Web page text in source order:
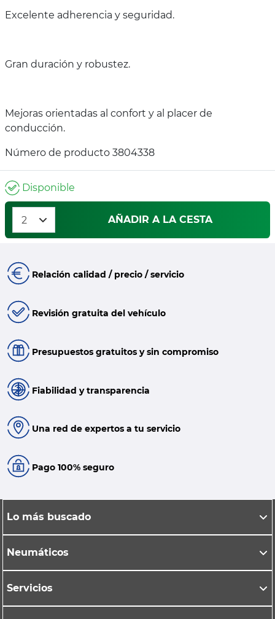
Excelente adherencia y seguridad.
Gran duración y robustez.
Mejoras orientadas al confort y al placer de
conducción.
Número de producto 3804338
Disponible
AÑADIR A LA CESTA
Relación calidad / precio / servicio
Revisión gratuita del vehículo
Presupuestos gratuitos y sin compromiso
Fiabilidad y transparencia
Una red de expertos a tu servicio
Pago 100% seguro
Lo más buscado
Neumáticos
Servicios